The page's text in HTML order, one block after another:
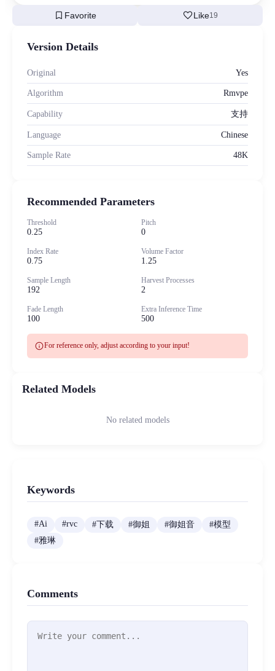
bookmark Favorite favoriteLike19
Version Details
Original Yes
Algorithm Rmvpe
Capability 支持
Language Chinese
Sample Rate 48K
Recommended Parameters
Threshold
0.25
Pitch
0
Index Rate
0.75
Volume Factor
1.25
Sample Length
192
Harvest Processes
2
Fade Length
100
Extra Inference Time
500
infoFor reference only, adjust according to your input!
Related Models
No related models
Keywords
#Ai #rvc #下载 #御姐 #御姐音 #模型
#雅琳
Comments